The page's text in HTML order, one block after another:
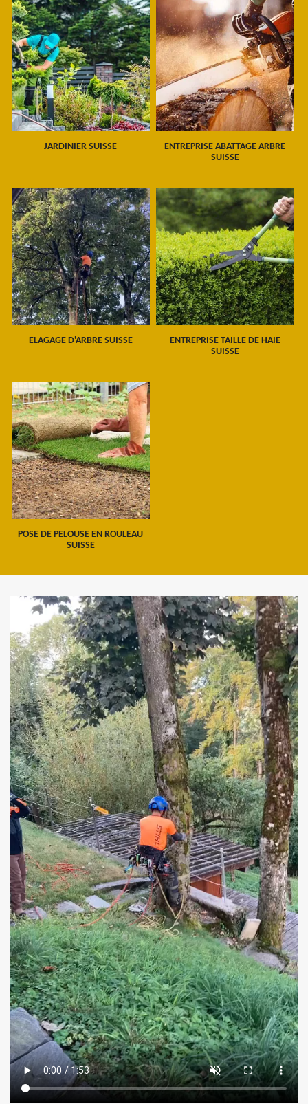
JARDINIER SUISSE
ENTREPRISE ABATTAGE ARBRE
SUISSE
ELAGAGE D'ARBRE SUISSE
ENTREPRISE TAILLE DE HAIE
SUISSE
POSE DE PELOUSE EN ROULEAU
SUISSE